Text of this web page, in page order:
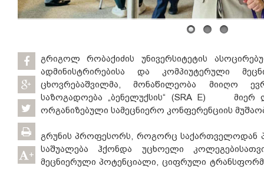
+
გრიგოლ რობაქიძის უნივერსიტეტის
ადმინისტრირებისა და კომპიუტერული
ცხოვრებაშვილმა, მონაწილეობა მიიღო
საზოგადოება „ბენელუქსის“ (SRA E) მიერ
ორგანიზებული სამეცნიერო კონფერენციის
გრუნის პროფესორს, როგორც საქართველოდან
საშუალება ჰქონდა უცხოელი
მეცნიერული პოტენციალი, ციფრული